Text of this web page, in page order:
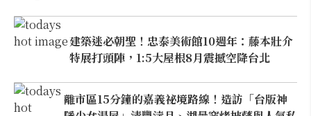
建築迷必朝聖！忠泰美術館10週年：藤本壯介
特展打頭陣，1:5大屋根8月震撼空降台北
離市區15分鐘的嘉義祕境路線！造訪「台版神